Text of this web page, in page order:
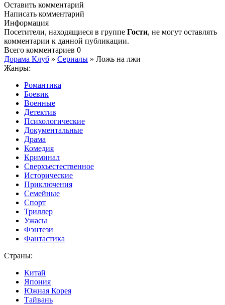
Оставить комментарий
Написать комментарий
Информация
Посетители, находящиеся в группе Гости, не могут оставлять
комментарии к данной публикации.
Всего комментариев 0
Дорама Клуб » Сериалы » Ложь на лжи
Жанры:
Романтика
Боевик
Военные
Детектив
Психологические
Документальные
Драма
Комедия
Криминал
Сверхъестественное
Исторические
Приключения
Семейные
Спорт
Триллер
Ужасы
Фэнтези
Фантастика
Страны:
Китай
Япония
Южная Корея
Тайвань